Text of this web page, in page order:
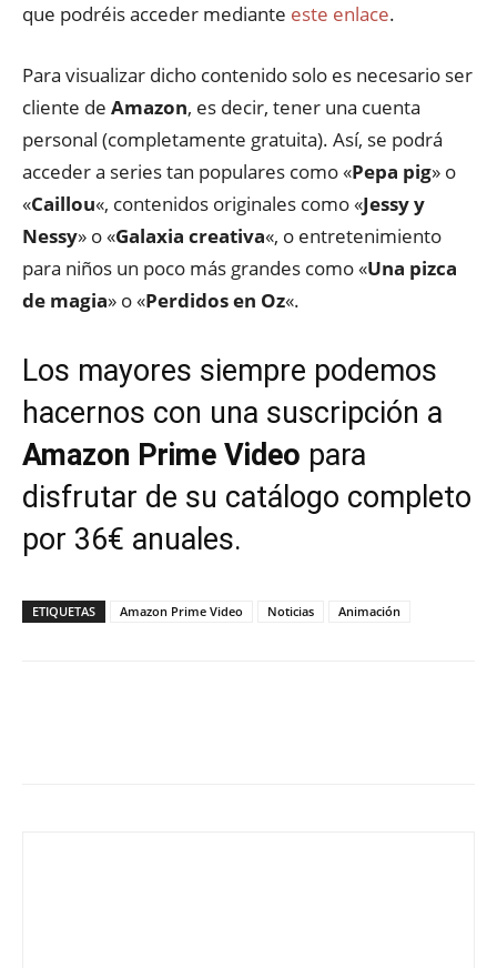
que podréis acceder mediante este enlace.
Para visualizar dicho contenido solo es necesario ser
cliente de Amazon, es decir, tener una cuenta
personal (completamente gratuita). Así, se podrá
acceder a series tan populares como «Pepa pig» o
«Caillou«, contenidos originales como «Jessy y
Nessy» o «Galaxia creativa«, o entretenimiento
para niños un poco más grandes como «Una pizca
de magia» o «Perdidos en Oz«.
Los mayores siempre podemos
hacernos con una suscripción a
Amazon Prime Video para
disfrutar de su catálogo completo
por 36€ anuales.
ETIQUETAS Amazon Prime Video Noticias Animación